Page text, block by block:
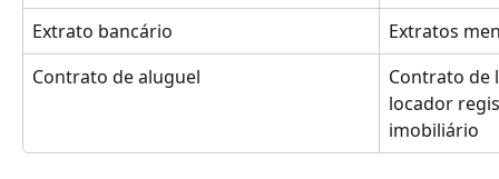
Extrato bancário
Extratos
Contrato de aluguel
Contrato de
locador
imobiliário